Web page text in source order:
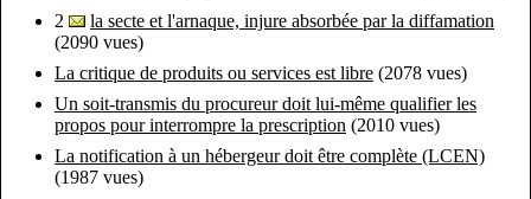
2
la secte et l'arnaque, injure absorbée par la diffamation
(2090 vues)
La critique de produits ou services est libre (2078 vues)
Un soit-transmis du procureur doit lui-même qualifier les
propos pour interrompre la prescription (2010 vues)
La notification à un hébergeur doit être complète (LCEN)
(1987 vues)